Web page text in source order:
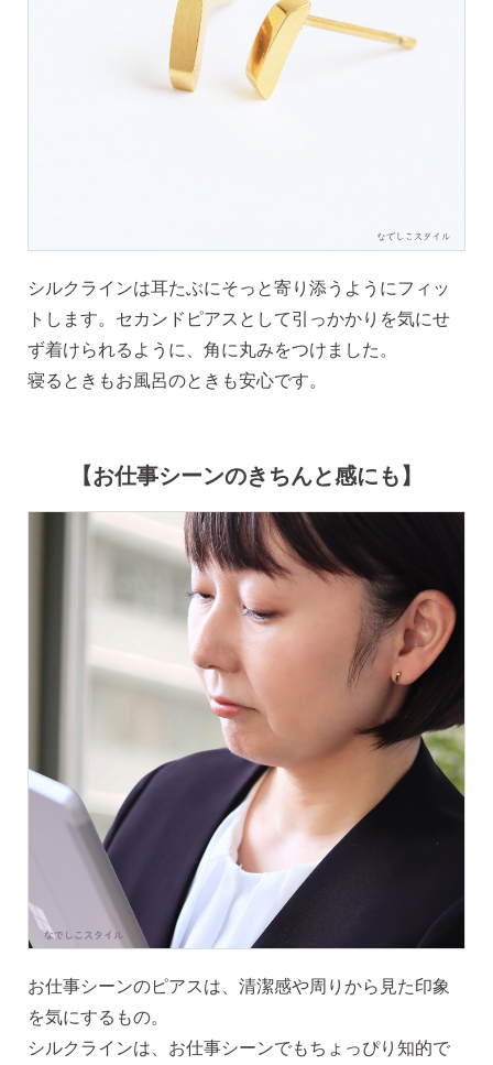
なでしこスタイルの
安心サポート
（初回のみ）。
ピアスホールのお悩み相談室
ピアスホールアドバイザーによる、相談実績
10日間返品保証
チタン純度99.5%、素材に自信あり！もしもお
肌に合わない時にも安心。相談実績約8,000
キャッチの予備
使いやすい「花型シリコンキャッチ」も５ペ
ア、どーんとプレゼント♪
シルクラインは耳たぶにそっと寄り添うようにフィッ
トします。セカンドピアスとして引っかかりを気にせ
ず着けられるように、角に丸みをつけました。
寝るときもお風呂のときも安心です。
【お仕事シーンのきちんと感にも】
お仕事シーンのピアスは、清潔感や周りから見た印象
を気にするもの。
シルクラインは、お仕事シーンでもちょっぴり知的で